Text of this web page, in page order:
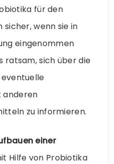
für den
wenn sie in
eingenommen
ratsam, sich über die
anderen
zu informieren.
einer
Hilfe von Probiotika